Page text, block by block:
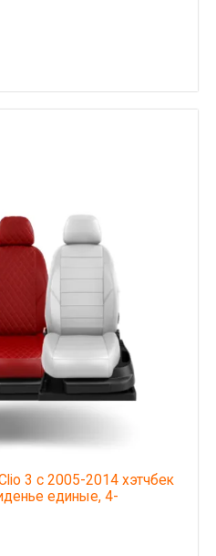
3 с 2005-2014 хэтчбек
единые, 4-